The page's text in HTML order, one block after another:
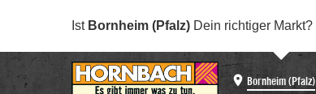
Ist Bornheim (Pfalz) Dein richtiger Markt?
Bornheim (Pfalz)